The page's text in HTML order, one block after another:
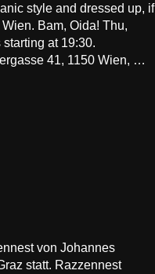
style and dressed up, if
Bam, Oida! Thu,
at 19:30.
41, 1150 Wien, …
von Johannes
statt. Razzennest